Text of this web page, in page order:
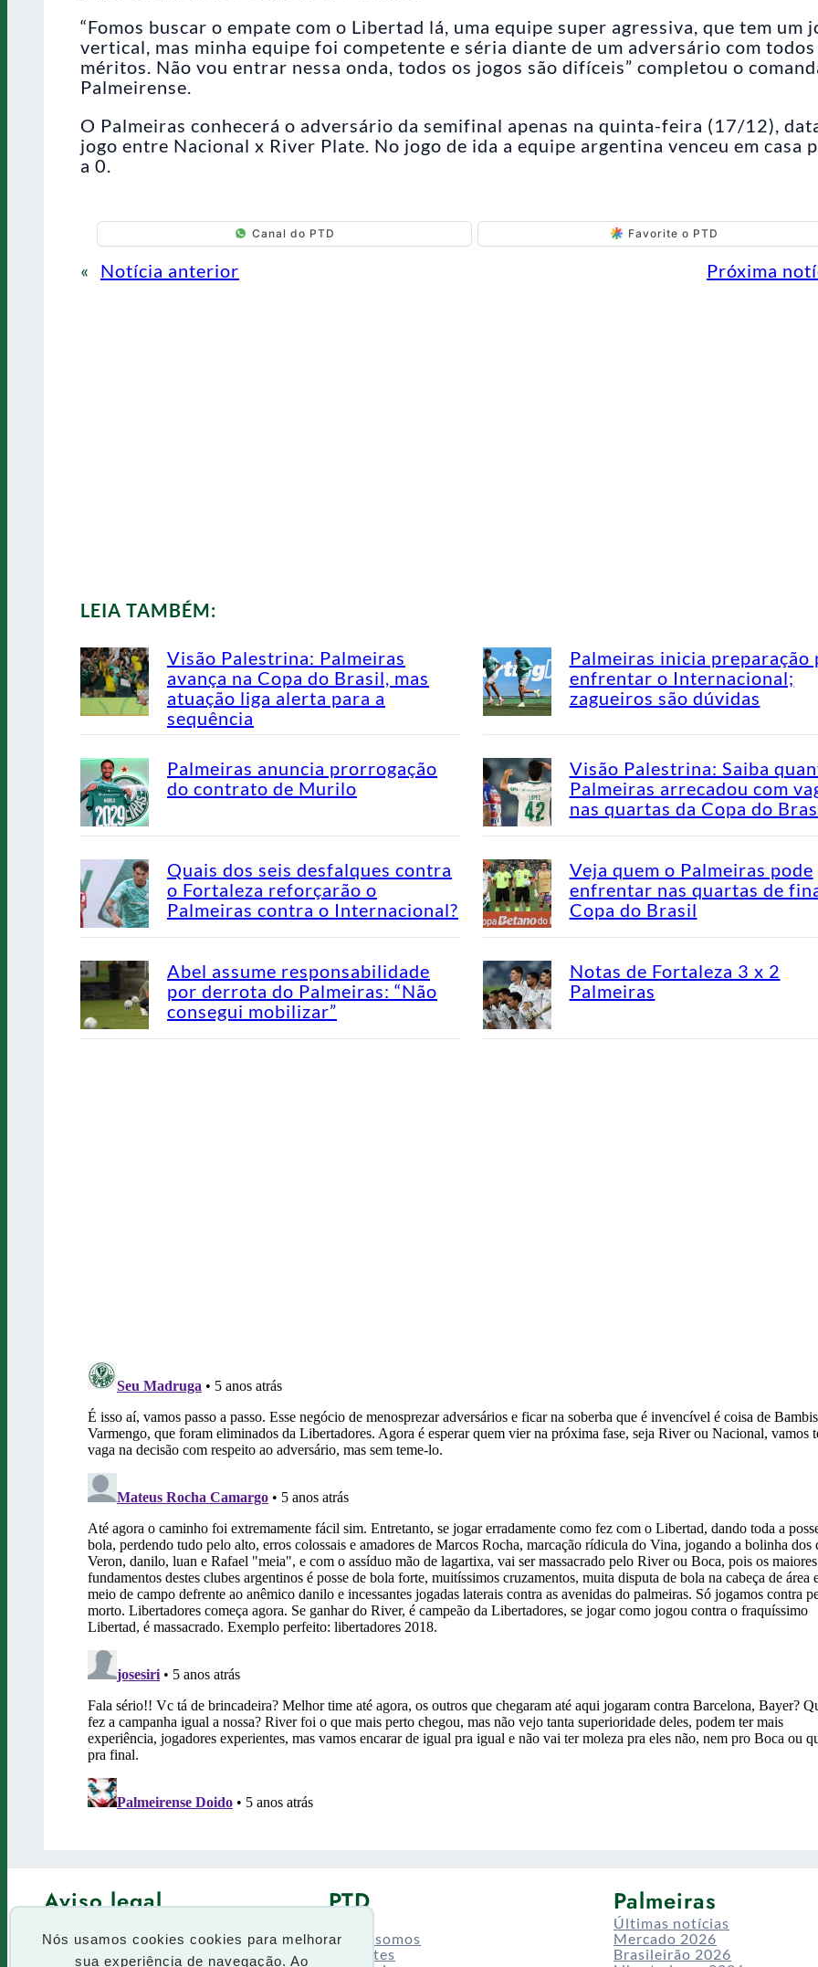
Nós usamos cookies cookies para melhorar
sua experiência de navegação. Ao
“Fomos buscar o empate com o Libertad lá, uma equipe super agressiva, que tem um
vertical, mas minha equipe foi competente e séria diante de um adversário com
méritos. Não vou entrar nessa onda, todos os jogos são difíceis” completou o
Palmeirense.
O Palmeiras conhecerá o adversário da semifinal apenas na quinta-feira (17/12),
jogo entre Nacional x River Plate. No jogo de ida a equipe argentina venceu em casa
a 0.
Canal do PTD Favorite o PTD
« Notícia anterior Próxima
LEIA TAMBÉM:
Visão Palestrina: Palmeiras
avança na Copa do Brasil, mas
atuação liga alerta para a
sequência
Palmeiras inicia preparação
enfrentar o Internacional;
zagueiros são dúvidas
Palmeiras anuncia prorrogação
do contrato de Murilo
Visão Palestrina: Saiba
Palmeiras arrecadou com
nas quartas da Copa do
Quais dos seis desfalques contra
o Fortaleza reforçarão o
Palmeiras contra o Internacional?
Veja quem o Palmeiras pode
enfrentar nas quartas de
Copa do Brasil
Abel assume responsabilidade
por derrota do Palmeiras: “Não
consegui mobilizar”
Notas de Fortaleza 3 x 2
Palmeiras
Aviso legal
Termos de uso
PTD
Quem somos
Enquetes
Palmeiras
Últimas notícias
Mercado 2026
Brasileirão 2026